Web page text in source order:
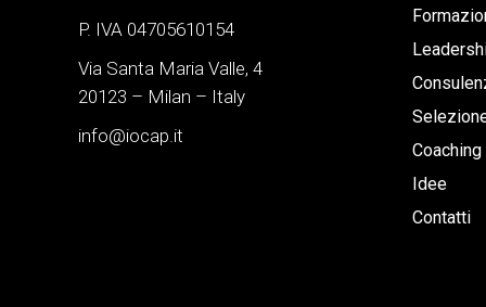
P. IVA 04705610154
Via Santa Maria Valle, 4
20123 – Milan – Italy
info@iocap.it
Coaching
Idee
Contatti